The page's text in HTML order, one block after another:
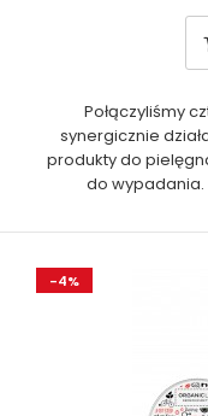
Połączyliśmy
synergicznie
produkty do
do wypadania.
-4%